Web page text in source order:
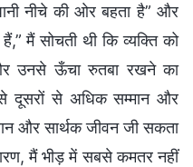
नीचे की ओर बहता है” और
मैं सोचती थी कि व्यक्ति को
उनसे ऊँचा रुतबा रखने का
दूसरों से अधिक सम्मान और
और सार्थक जीवन जी सकता
मैं भीड़ में सबसे कमतर नहीं